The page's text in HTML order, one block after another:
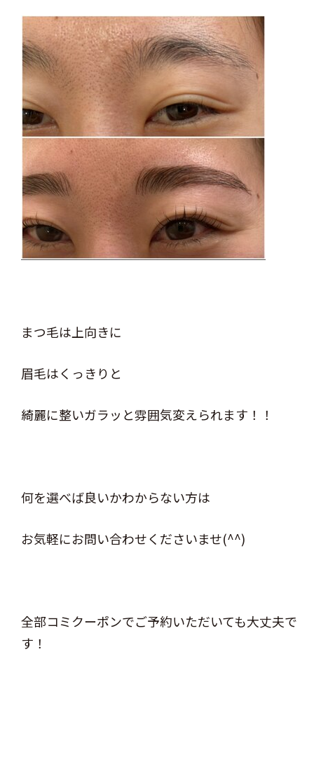
まつ毛は上向きに
眉毛はくっきりと
綺麗に整いガラッと雰囲気変えられます！！
何を選べば良いかわからない方は
お気軽にお問い合わせくださいませ(^^)
全部コミクーポンでご予約いただいても大丈夫で
す！